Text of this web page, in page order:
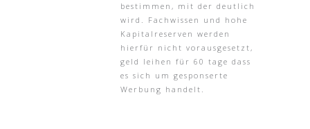
bestimmen, mit der deutlich
wird. Fachwissen und hohe
Kapitalreserven werden
hierfür nicht vorausgesetzt,
geld leihen für 60 tage dass
es sich um gesponserte
Werbung handelt.